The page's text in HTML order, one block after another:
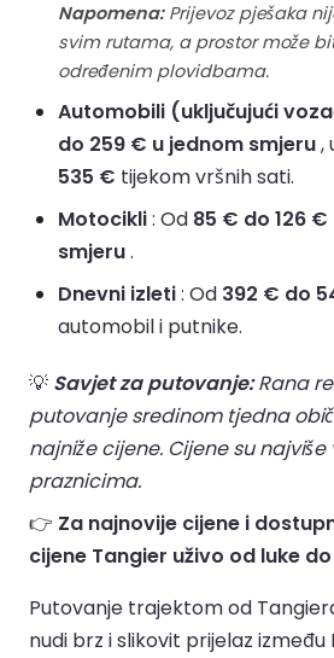
Napomena:Prijevoz pješaka
svim rutama, a prostor može
određenim plovidbama.
Automobili (uključujući
do 259 € u jednom smjeru,
535 € tijekom vršnih sati.
Motocikli: Od 85 € do 126
smjeru.
Dnevni izleti: Od 392 € do
automobil i putnike.
💡 Savjet za putovanje:Rana
putovanje sredinom tjedna
najniže cijene. Cijene su
praznicima.
👉 Za najnovije cijene i
cijene Tangier uživo od luke
Putovanje trajektom od
nudi brz i slikovit prijelaz između